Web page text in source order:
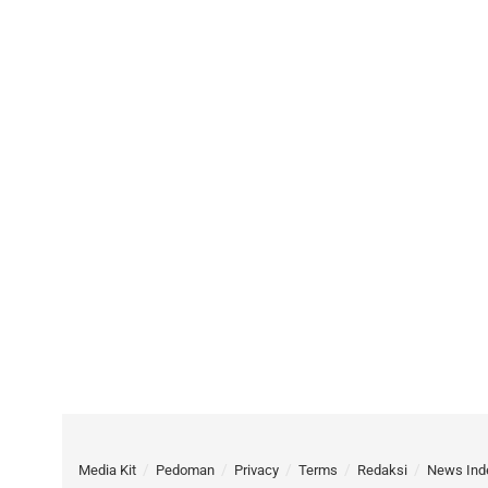
Media Kit Pedoman Privacy Terms Redaksi News